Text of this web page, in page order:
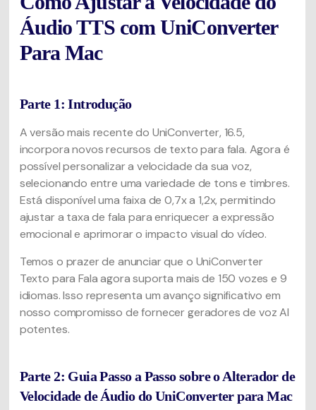
Áudio TTS com UniConverter
Para Mac
Parte 1: Introdução
A versão mais recente do UniConverter, 16.5,
incorpora novos recursos de texto para fala. Agora é
possível personalizar a velocidade da sua voz,
selecionando entre uma variedade de tons e timbres.
Está disponível uma faixa de 0,7x a 1,2x, permitindo
ajustar a taxa de fala para enriquecer a expressão
emocional e aprimorar o impacto visual do vídeo.
Temos o prazer de anunciar que o UniConverter
Texto para Fala agora suporta mais de 150 vozes e 9
idiomas. Isso representa um avanço significativo em
nosso compromisso de fornecer geradores de voz AI
potentes.
Parte 2: Guia Passo a Passo sobre o Alterador de
Velocidade de Áudio do UniConverter para Mac